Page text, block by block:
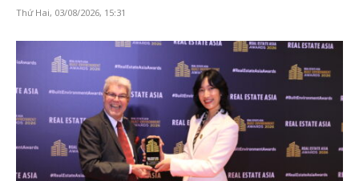
Thứ Hai, 03/08/2026, 15:31